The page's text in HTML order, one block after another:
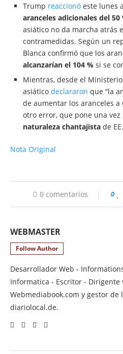
Trump reaccionó este lunes
aranceles adicionales del 50
asiático no da marcha atrás
contramedidas. Según un
Blanca confirmó que los
alcanzarían el 104 % si se
Mientras, desde el
asiático declararon que “la
de aumentar los aranceles
otro error, que pone una
naturaleza chantajista de
Nota Original
0 comentarios 0
WEBMASTER
Follow Author
Desarrollador Web -
Informatica - Escritor -
Webmediabook.com y gestor
diariolocal.de.